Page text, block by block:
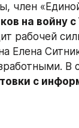
член
на войну
рабочей
Елена
В
с